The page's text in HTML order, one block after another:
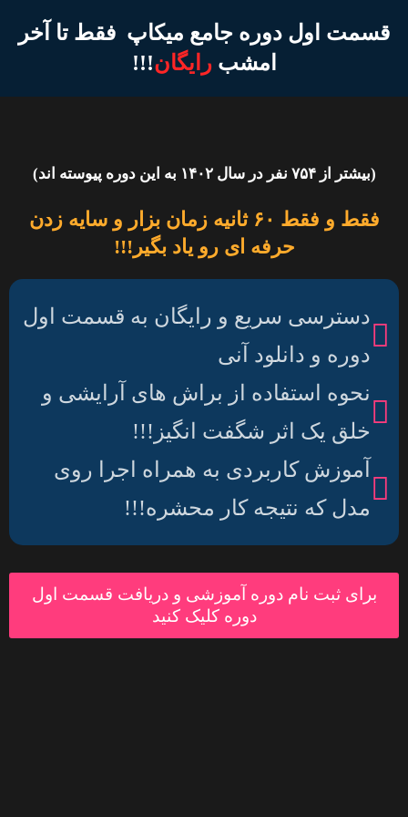
قسمت اول دوره جامع میکاپ فقط تا آخر
امشبرایگان!!!
فقط و فقط ۶۰ ثانیه زمان بزار و سایه زدن
حرفه ای رو یاد بگیر!!!
دسترسی سریع و رایگان به قسمت اول
دوره و دانلود آنی
نحوه استفاده از براش های آرایشی و
خلق یک اثر شگفت انگیز!!!
آموزش کاربردی به همراه اجرا روی
مدل که نتیجه کار محشره!!!
برای ثبت نام دوره آموزشی و دریافت قسمت اول
دوره کلیک کنید
(بیشتر از ۷۵۴ نفر در سال ۱۴۰۲ به این دوره پیوسته اند)